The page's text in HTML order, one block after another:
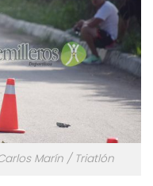
Marín / Triatlón